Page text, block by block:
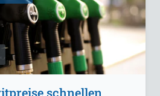
schnellen